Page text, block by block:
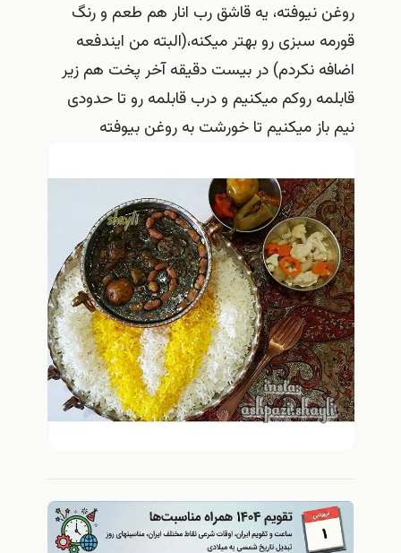
روغن نیوفته، یه قاشق رب انار هم طعم و رنگ
قورمه سبزی رو بهتر میکنه،(البته من ایندفعه
اضافه نکردم) در بیست دقیقه آخر پخت هم زیر
قابلمه روکم میکنیم و درب قابلمه رو تا حدودی
نیم باز میکنیم تا خورشت به روغن بیوفته